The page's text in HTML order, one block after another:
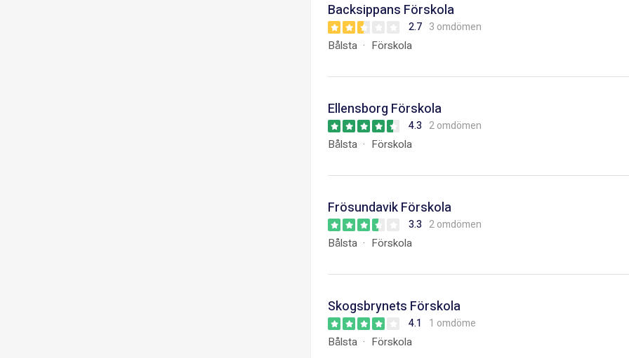
Backsippans Förskola
2.7 3 omdömen
Bålsta Förskola
Ellensborg Förskola
4.3 2 omdömen
Bålsta Förskola
Frösundavik Förskola
3.3 2 omdömen
Bålsta Förskola
Skogsbrynets Förskola
4.1 1 omdöme
Bålsta Förskola